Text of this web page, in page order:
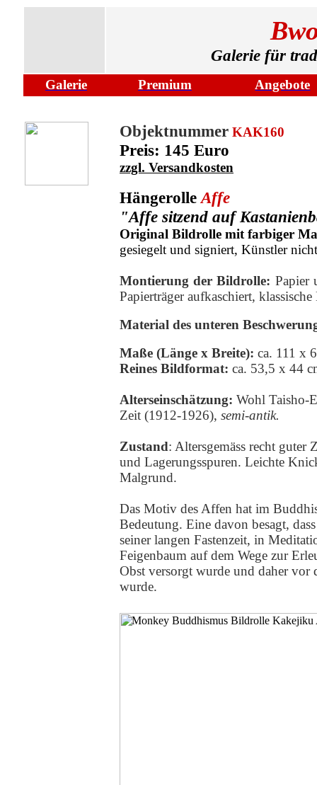
Galerie für
Galerie Premium Angebote
Objektnummer KAK160
Preis: 145 Euro
zzgl. Versandkosten
Hängerolle Affe
"Affe sitzend auf
Original Bildrolle mit farbiger
gesiegelt und signiert, Künstler
Montierung der Bildrolle: Papier
Papierträger aufkaschiert,
Material des unteren
Maße (Länge x Breite): ca. 111 x
Reines Bildformat: ca. 53,5 x 44
Alterseinschätzung: Wohl Taisho-
Zeit (1912-1926), semi-antik.
Zustand: Altersgemäss recht guter
und Lagerungsspuren. Leichte
Malgrund.
Das Motiv des Affen hat im
Bedeutung. Eine davon besagt,
seiner langen Fastenzeit, in
Feigenbaum auf dem Wege zur
Obst versorgt wurde und daher vor
wurde.